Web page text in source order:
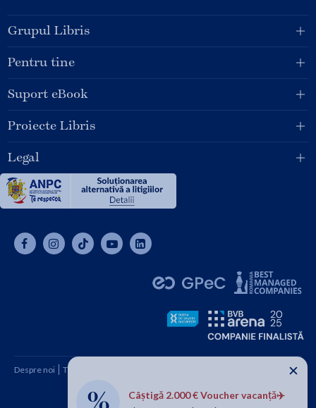
Câștigă 2.000 € Voucher vacanță✈️
✕
Grupul Libris
Pentru tine
Suport eBook
Proiecte Libris
Legal
Despre noi Termeni și condiții
Copyright © 2026 SC Libris SRL, CUI: RO1094992, Reg. Com.